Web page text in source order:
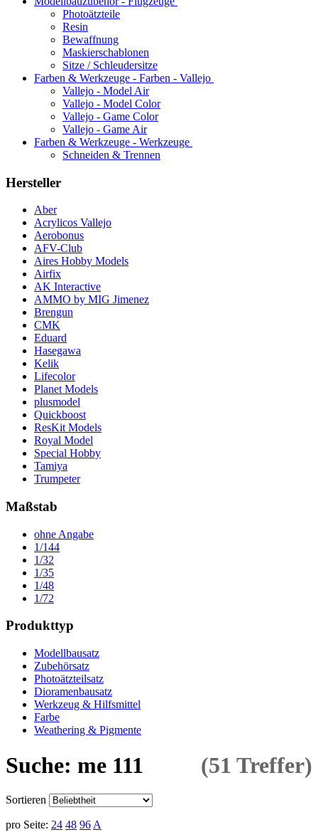
Photoätzteile
Resin
Bewaffnung
Maskierschablonen
Sitze / Schleudersitze
Farben & Werkzeuge - Farben - Vallejo
Vallejo - Model Air
Vallejo - Model Color
Vallejo - Game Color
Vallejo - Game Air
Farben & Werkzeuge - Werkzeuge
Schneiden & Trennen
Hersteller
Aber
Acrylicos Vallejo
Aerobonus
AFV-Club
Aires Hobby Models
Airfix
AK Interactive
AMMO by MIG Jimenez
Brengun
CMK
Eduard
Hasegawa
Kelik
Lifecolor
Planet Models
plusmodel
Quickboost
ResKit Models
Royal Model
Special Hobby
Tamiya
Trumpeter
Maßstab
ohne Angabe
1/144
1/32
1/35
1/48
1/72
Produkttyp
Modellbausatz
Zubehörsatz
Photoätzteilsatz
Dioramenbausatz
Werkzeug & Hilfsmittel
Farbe
Weathering & Pigmente
Suche: me 111 (51 Treffer)
Sortieren
pro Seite: 24 48 96 A